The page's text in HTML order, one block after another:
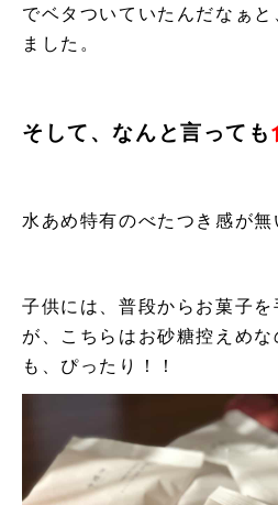
でベタついていたんだなぁ
ました。
そして、なんと言っても
水あめ特有のべたつき感が無
子供には、普段からお菓子
が、 こちらはお砂糖控えめ
も、ぴったり！！